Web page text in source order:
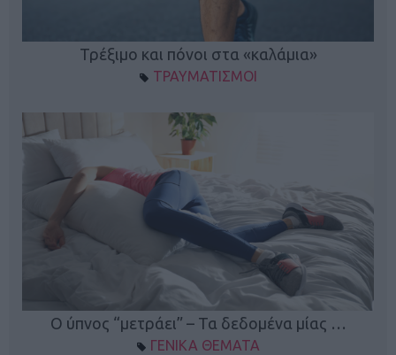
Τρέξιμο και πόνοι στα «καλάμια»
ΤΡΑΥΜΑΤΙΣΜΟΙ
Ο ύπνος “μετράει” – Τα δεδομένα μίας …
ΓΕΝΙΚΑ ΘΕΜΑΤΑ